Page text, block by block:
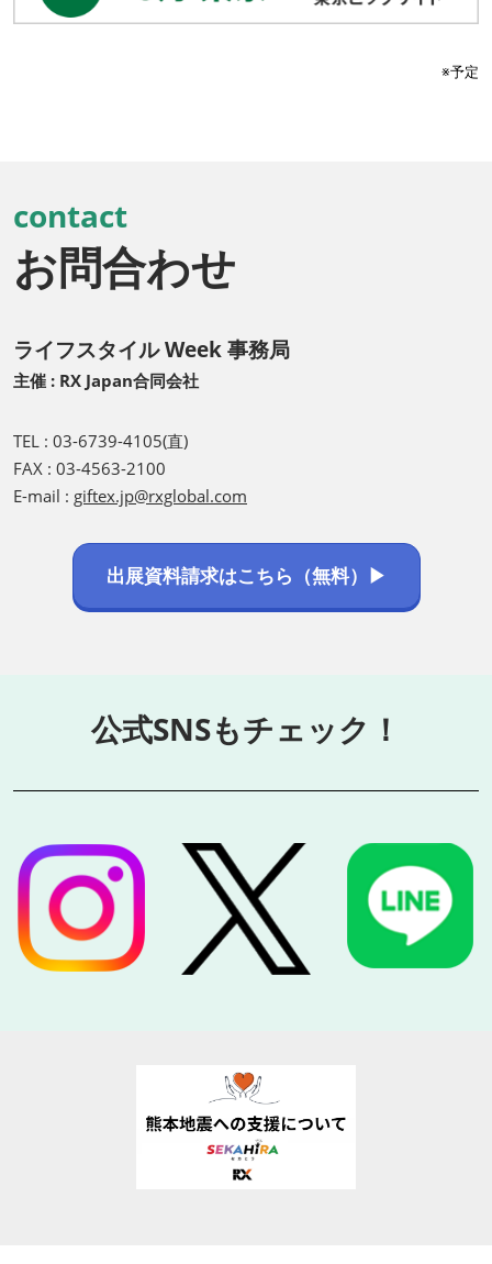
※予定
contact
お問合わせ
ライフスタイル Week 事務局
主催 : RX Japan合同会社
TEL : 03-6739-4105(直)
FAX : 03-4563-2100
E-mail : giftex.jp@rxglobal.com
出展資料請求はこちら（無料）▶
公式SNSもチェック！